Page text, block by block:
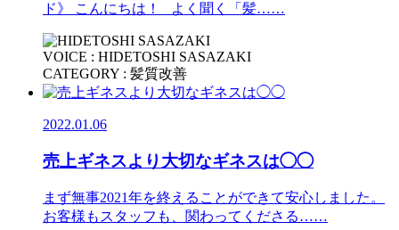
ド》 こんにちは！ よく聞く「髪……
VOICE : HIDETOSHI SASAZAKI
CATEGORY : 髪質改善
2022.01.06
売上ギネスより大切なギネスは◯◯
まず無事2021年を終えることができて安心しました。
お客様もスタッフも、関わってくださる……